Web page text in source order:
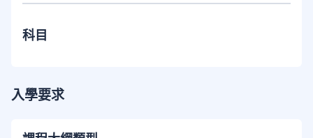
科目
入學要求